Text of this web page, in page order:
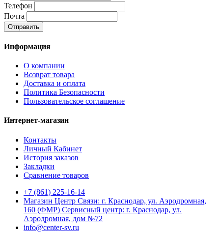
Телефон
Почта
Отправить
Информация
О компании
Возврат товара
Доставка и оплата
Политика Безопасности
Пользовательское соглашение
Интернет-магазин
Контакты
Личный Кабинет
История заказов
Закладки
Сравнение товаров
+7 (861) 225-16-14
Магазин Центр Связи: г. Краснодар, ул. Аэродромная,
160 (ФМР) Сервисный центр: г. Краснодар, ул.
Аэродромная, дом №72
info@center-sv.ru